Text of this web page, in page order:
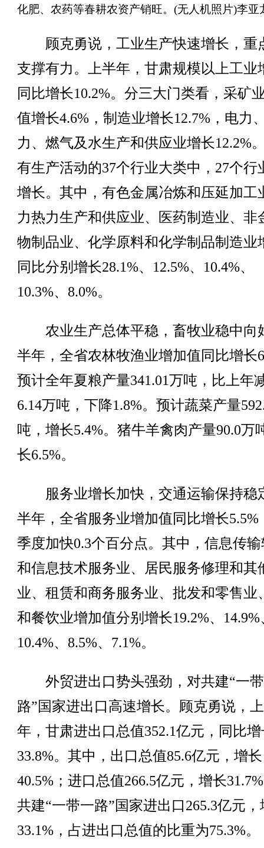
化肥、农药等春耕农资产销旺。(无人机照片)李亚
顾克勇说，工业生产快速增长，重
支撑有力。上半年，甘肃规模以上工业
同比增长10.2%。分三大门类看，采矿
值增长4.6%，制造业增长12.7%，电力
力、燃气及水生产和供应业增长12.2%
有生产活动的37个行业大类中，27个行
增长。其中，有色金属冶炼和压延加工
力热力生产和供应业、医药制造业、非
物制品业、化学原料和化学制品制造业
同比分别增长28.1%、12.5%、10.4%、
10.3%、8.0%。
农业生产总体平稳，畜牧业稳中向
半年，全省农林牧渔业增加值同比增长
预计全年夏粮产量341.01万吨，比上年
6.14万吨，下降1.8%。预计蔬菜产量
吨，增长5.4%。猪牛羊禽肉产量90.0万
长6.5%。
服务业增长加快，交通运输保持稳
半年，全省服务业增加值同比增长5.5%
季度加快0.3个百分点。其中，信息传
和信息技术服务业、居民服务修理和其
业、租赁和商务服务业、批发和零售业
和餐饮业增加值分别增长19.2%、14.9%
10.4%、8.5%、7.1%。
外贸进出口势头强劲，对共建“一
路”国家进出口高速增长。顾克勇说，
年，甘肃进出口总值352.1亿元，同比
33.8%。其中，出口总值85.6亿元，增长
40.5%；进口总值266.5亿元，增长
共建“一带一路”国家进出口265.3亿元，
33.1%，占进出口总值的比重为75.3%。